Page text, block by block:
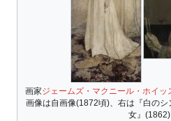
画家ジェームズ・マクニール・ホイッ
画像は自画像(1872頃)、右は『白の
女』(1862)